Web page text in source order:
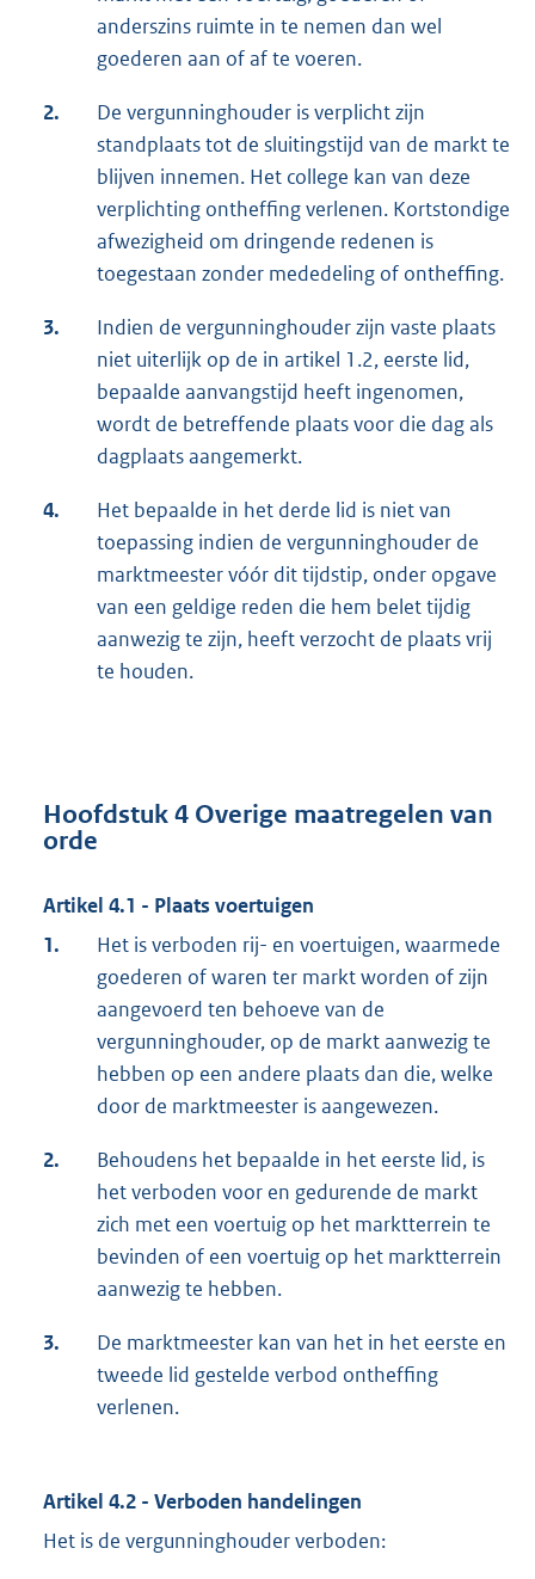
anderszins ruimte in te nemen dan wel
goederen aan of af te voeren.
2.
De vergunninghouder is verplicht zijn
standplaats tot de sluitingstijd van de markt te
blijven innemen. Het college kan van deze
verplichting ontheffing verlenen. Kortstondige
afwezigheid om dringende redenen is
toegestaan zonder mededeling of ontheffing.
3.
Indien de vergunninghouder zijn vaste plaats
niet uiterlijk op de in artikel 1.2, eerste lid,
bepaalde aanvangstijd heeft ingenomen,
wordt de betreffende plaats voor die dag als
dagplaats aangemerkt.
4.
Het bepaalde in het derde lid is niet van
toepassing indien de vergunninghouder de
marktmeester vóór dit tijdstip, onder opgave
van een geldige reden die hem belet tijdig
aanwezig te zijn, heeft verzocht de plaats vrij
te houden.
Hoofdstuk 4 Overige maatregelen van
orde
Artikel 4.1 - Plaats voertuigen
1.
Het is verboden rij- en voertuigen, waarmede
goederen of waren ter markt worden of zijn
aangevoerd ten behoeve van de
vergunninghouder, op de markt aanwezig te
hebben op een andere plaats dan die, welke
door de marktmeester is aangewezen.
2.
Behoudens het bepaalde in het eerste lid, is
het verboden voor en gedurende de markt
zich met een voertuig op het marktterrein te
bevinden of een voertuig op het marktterrein
aanwezig te hebben.
3.
De marktmeester kan van het in het eerste en
tweede lid gestelde verbod ontheffing
verlenen.
Artikel 4.2 - Verboden handelingen
Het is de vergunninghouder verboden: